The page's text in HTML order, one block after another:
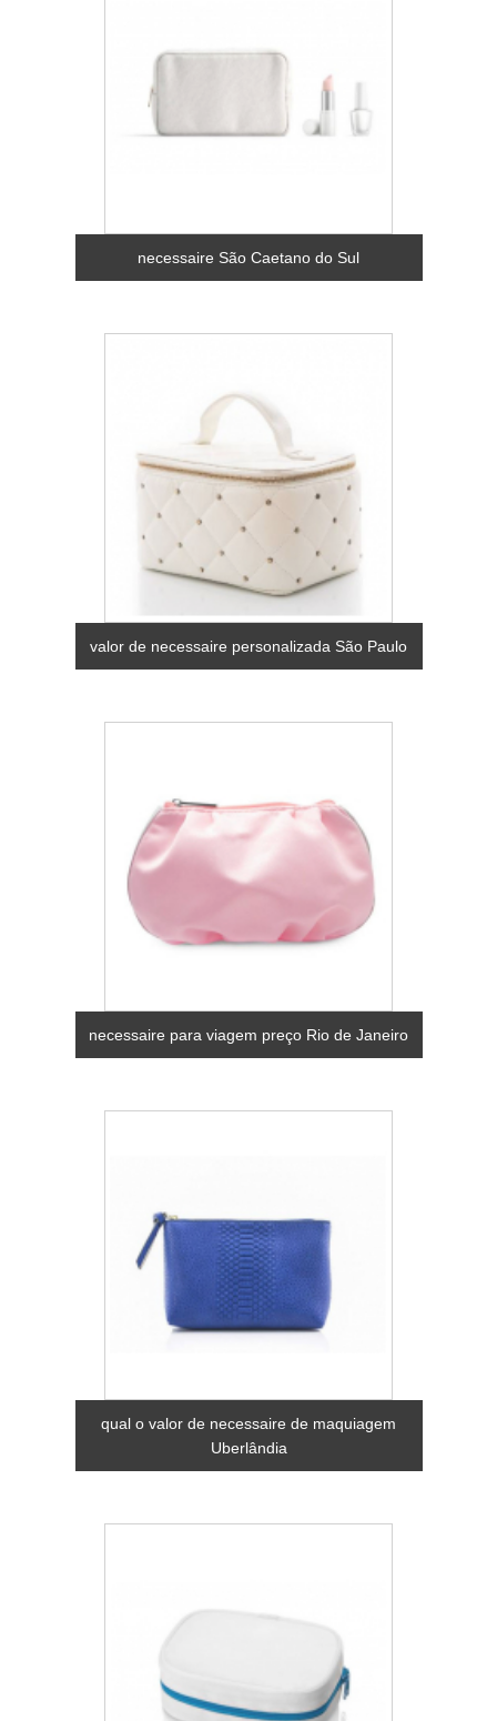
necessaire São Caetano do Sul
valor de necessaire personalizada São Paulo
necessaire para viagem preço Rio de Janeiro
qual o valor de necessaire de maquiagem
Uberlândia